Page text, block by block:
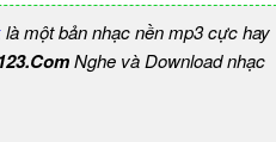
là một bản nhạc nền mp3 cực hay
Nghe và Download nhạc